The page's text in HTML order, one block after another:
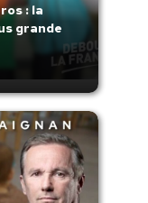
: la
grande